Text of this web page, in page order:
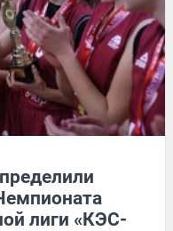
лиги «КЭС-